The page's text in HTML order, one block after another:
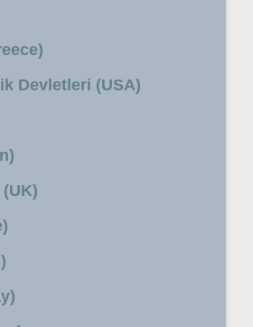
Devletleri (USA)